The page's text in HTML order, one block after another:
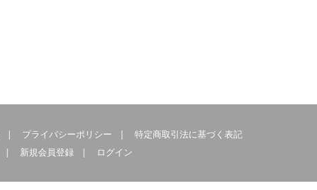
| プライバシーポリシー | 特定商取引法に基づく表記
| 新規会員登録| ログイン